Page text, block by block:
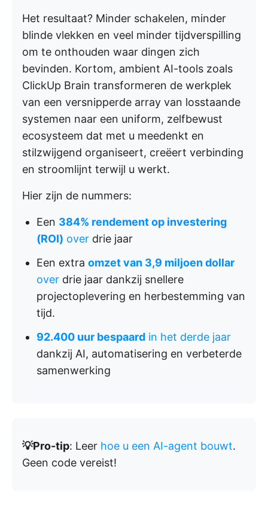
Het resultaat? Minder schakelen, minder
blinde vlekken en veel minder tijdverspilling
om te onthouden waar dingen zich
bevinden. Kortom, ambient AI-tools zoals
ClickUp Brain transformeren de werkplek
van een versnipperde array van losstaande
systemen naar een uniform, zelfbewust
ecosysteem dat met u meedenkt en
stilzwijgend organiseert, creëert verbinding
en stroomlijnt terwijl u werkt.
Hier zijn de nummers:
Een 384% rendement op investering
(ROI) over drie jaar
Een extra omzet van 3,9 miljoen dollar
over drie jaar dankzij snellere
projectoplevering en herbestemming van
tijd.
92.400 uur bespaard in het derde jaar
dankzij AI, automatisering en verbeterde
samenwerking
💡Pro-tip: Leer hoe u een AI-agent bouwt.
Geen code vereist!